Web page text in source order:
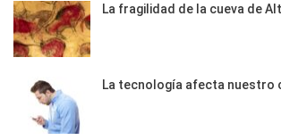
La fragilidad de la cueva de
La tecnología afecta nuestro